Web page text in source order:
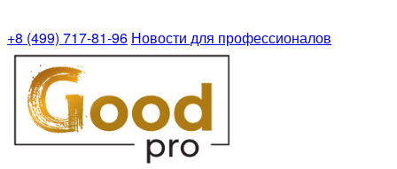
+8 (499) 717-81-96 Новости для профессионалов